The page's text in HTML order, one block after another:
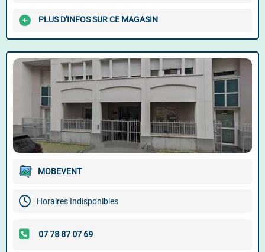
PLUS D'INFOS SUR CE MAGASIN
MOBEVENT
Horaires Indisponibles